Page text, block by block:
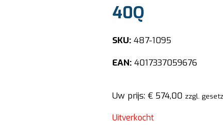
40Q
SKU:487-1095
EAN:4017337059676
Uw prijs: €574,00 zzgl.
Uitverkocht